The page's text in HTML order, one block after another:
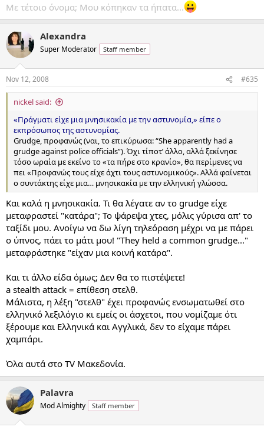
Με τέτοιο όνομα; Μου κόπηκαν τα ήπατα...
Alexandra
Super Moderator Staff member
Nov 12, 2008 #635
nickel said:
«Πράγματι είχε μια μνησικακία με την αστυνομία,» είπε ο
εκπρόσωπος της αστυνομίας.
Grudge, προφανώς (ναι, το επικύρωσα: “She apparently had a
grudge against police officials”). Όχι τίποτ’ άλλο, αλλά ξεκίνησε
τόσο ωραία με εκείνο το «τα πήρε στο κρανίο», θα περίμενες να
πει «Προφανώς τους είχε άχτι τους αστυνομικούς». Αλλά φαίνεται
ο συντάκτης είχε μια… μνησικακία με την ελληνική γλώσσα.
Και καλά η μνησικακία. Τι θα λέγατε αν το grudge είχε
μεταφραστεί "κατάρα"; Το ψάρεψα χτες, μόλις γύρισα απ' το
ταξίδι μου. Ανοίγω να δω λίγη τηλεόραση μέχρι να με πάρει
ο ύπνος, πάει το μάτι μου! "They held a common grudge..."
μεταφράστηκε "είχαν μια κοινή κατάρα".
Και τι άλλο είδα όμως; Δεν θα το πιστέψετε!
a stealth attack = επίθεση στελθ.
Μάλιστα, η λέξη "στελθ" έχει προφανώς ενσωματωθεί στο
ελληνικό λεξιλόγιο κι εμείς οι άσχετοι, που νομίζαμε ότι
ξέρουμε και Ελληνικά και Αγγλικά, δεν το είχαμε πάρει
χαμπάρι.
Όλα αυτά στο TV Μακεδονία.
Palavra
Mod Almighty Staff member